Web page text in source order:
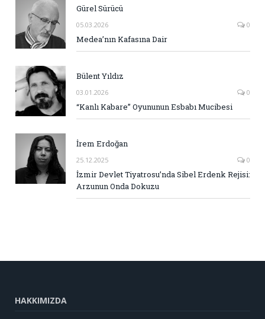
Gürel Sürücü
05.03.2026 0
Medea’nın Kafasına Dair
Bülent Yıldız
03.01.2026 0
“Kanlı Kabare” Oyununun Esbabı Mucibesi
İrem Erdoğan
25.12.2025 0
İzmir Devlet Tiyatrosu’nda Sibel Erdenk Rejisi:
Arzunun Onda Dokuzu
HAKKIMIZDA